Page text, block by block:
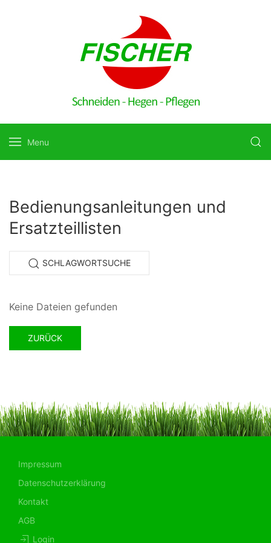
Menu
Bedienungsanleitungen und
Ersatzteillisten
SCHLAGWORTSUCHE
Keine Dateien gefunden
ZURÜCK
Impressum
Datenschutzerklärung
Kontakt
AGB
Login